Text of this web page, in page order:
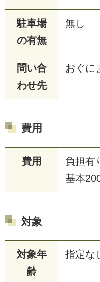
駐車場
の有無
無し
問い合
わせ先
おぐ
費用
費用
負担有
基本
対象
対象年
齢
指定な